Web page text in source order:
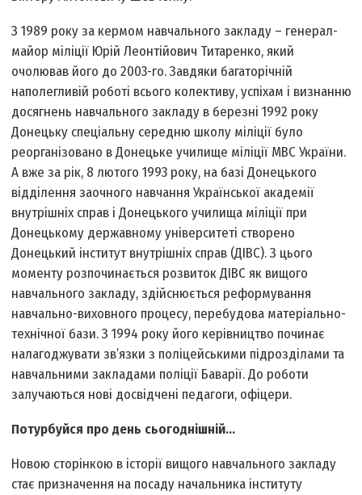
З 1989 року за кермом навчального закладу – генерал-
майор міліції Юрій Леонтійович Титаренко, який
очолював його до 2003-го. Завдяки багаторічній
наполегливій роботі всього колективу, успіхам і визнанню
досягнень навчального закладу в березні 1992 року
Донецьку спеціальну середню школу міліції було
реорганізовано в Донецьке училище міліції МВС України.
А вже за рік, 8 лютого 1993 року, на базі Донецького
відділення заочного навчання Української академії
внутрішніх справ і Донецького училища міліції при
Донецькому державному університеті створено
Донецький інститут внутрішніх справ (ДІВС). З цього
моменту розпочинається розвиток ДІВС як вищого
навчального закладу, здійснюється реформування
навчально-виховного процесу, перебудова матеріально-
технічної бази. З 1994 року його керівництво починає
налагоджувати зв’язки з поліцейськими підрозділами та
навчальними закладами поліції Баварії. До роботи
залучаються нові досвідчені педагоги, офіцери.
Потурбуйся про день сьогоднішній...
Новою сторінкою в історії вищого навчального закладу
стає призначення на посаду начальника інституту